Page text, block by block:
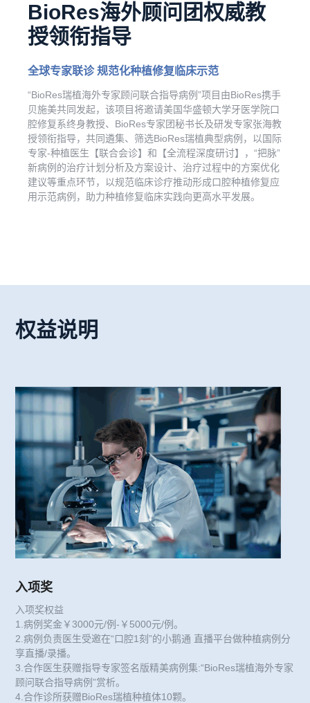
BioRes海外顾问团权威教
授领衔指导
全球专家联诊 规范化种植修复临床示范
“BioRes瑞植海外专家顾问联合指导病例”项目由BioRes携手
贝施美共同发起，该项目将邀请美国华盛顿大学牙医学院口
腔修复系终身教授、BioRes专家团秘书长及研发专家张海教
授领衔指导，共同遴集、筛选BioRes瑞植典型病例，以国际
专家-种植医生【联合会诊】和【全流程深度研讨】，“把脉”
新病例的治疗计划分析及方案设计、治疗过程中的方案优化
建议等重点环节，以规范临床诊疗推动形成口腔种植修复应
用示范病例，助力种植修复临床实践向更高水平发展。
权益说明
入项奖
入项奖权益
1.病例奖金￥3000元/例-￥5000元/例。
2.病例负责医生受邀在“口腔1刻”的小鹅通 直播平台做种植病例分
享直播/录播。
3.合作医生获赠指导专家签名版精美病例集:“BioRes瑞植海外专家
顾问联合指导病例”赏析。
4.合作诊所获赠BioRes瑞植种植体10颗。